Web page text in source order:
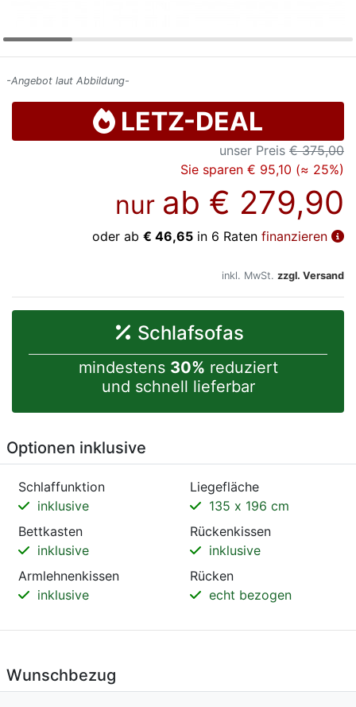
-Angebot laut Abbildung-
LETZ-DEAL
unser Preis € 375,00
Sie sparen € 95,10 (≈ 25%)
nur ab € 279,90
oder ab € 46,65 in 6 Raten finanzieren
inkl. MwSt. zzgl. Versand
Schlafsofas
mindestens 30% reduziert
und schnell lieferbar
Optionen inklusive
Schlaffunktion
inklusive
Liegefläche
135 x 196 cm
Bettkasten
inklusive
Rückenkissen
inklusive
Armlehnenkissen
inklusive
Rücken
echt bezogen
Wunschbezug
Deals